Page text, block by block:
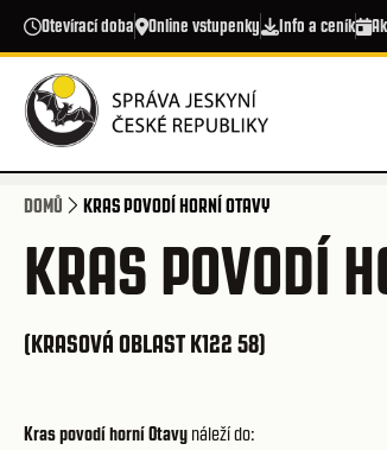
Přejít k hlavnímu obsahu
Otevírací doba Online vstupenky Info a ceník
DOMŮ KRAS POVODÍ HORNÍ OTAVY
KRAS POVODÍ
(KRASOVÁ OBLAST K122 58)
Kras povodí horní Otavy náleží do: